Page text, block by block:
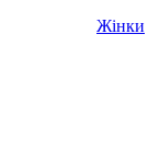
Жінки